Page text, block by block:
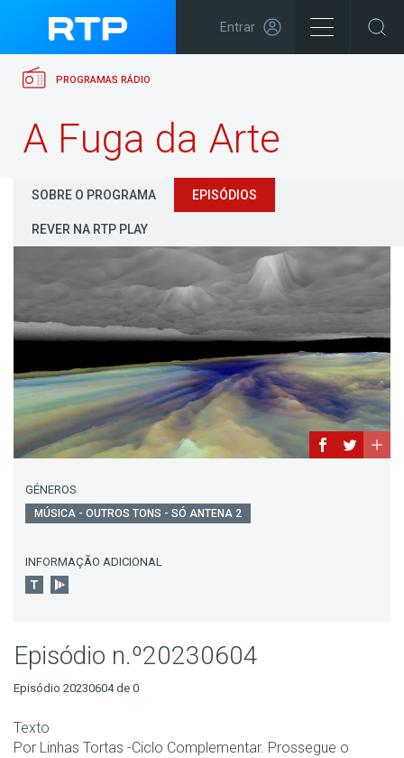
Entrar
PROGRAMAS RÁDIO
A Fuga da Arte
SOBRE O PROGRAMA EPISÓDIOS
REVER NA RTP PLAY
GÉNEROS
MÚSICA - OUTROS TONS - SÓ ANTENA 2
INFORMAÇÃO ADICIONAL
Episódio n.º20230604
Episódio 20230604 de 0
Texto
Por Linhas Tortas -Ciclo Complementar. Prossegue o